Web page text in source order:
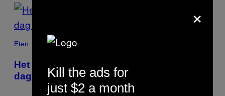
Eten
Het oudste restaurant ter wereld rijgt elke
dag 50 varkens aan het spit
×
Kill the ads for
just $2 a month